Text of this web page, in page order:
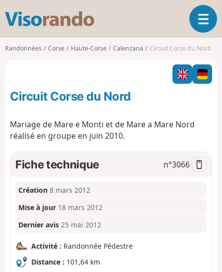
s
o
o
O
u
i
r
l
a
t
Randonnées Corse Haute-Corse Calenzana Circuit Corse du Nord
Circuit Corse du Nord
Mariage de Mare e Monti et de Mare a Mare Nord
réalisé en groupe en juin 2010.
Fiche technique n°3066
Création 8 mars 2012
Mise à jour 18 mars 2012
Dernier avis 25 mai 2012
Activité : Randonnée Pédestre
Distance : 101,64 km